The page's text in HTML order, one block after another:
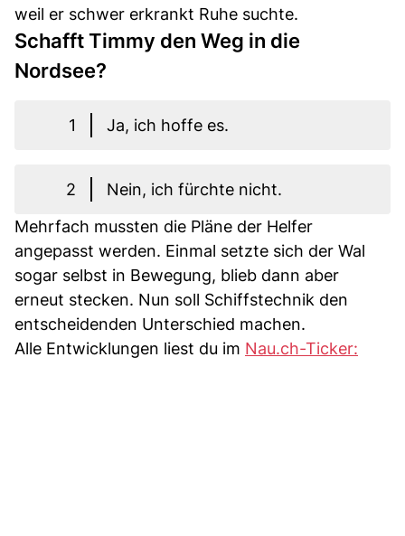
weil er schwer erkrankt Ruhe suchte.
Schafft Timmy den Weg in die
Nordsee?
1 Ja, ich hoffe es.
2
Nein, ich fürchte nicht.
Mehrfach mussten die Pläne der Helfer
angepasst werden. Einmal setzte sich der Wal
sogar selbst in Bewegung, blieb dann aber
erneut stecken. Nun soll Schiffstechnik den
entscheidenden Unterschied machen.
Alle Entwicklungen liest du im Nau.ch-Ticker: